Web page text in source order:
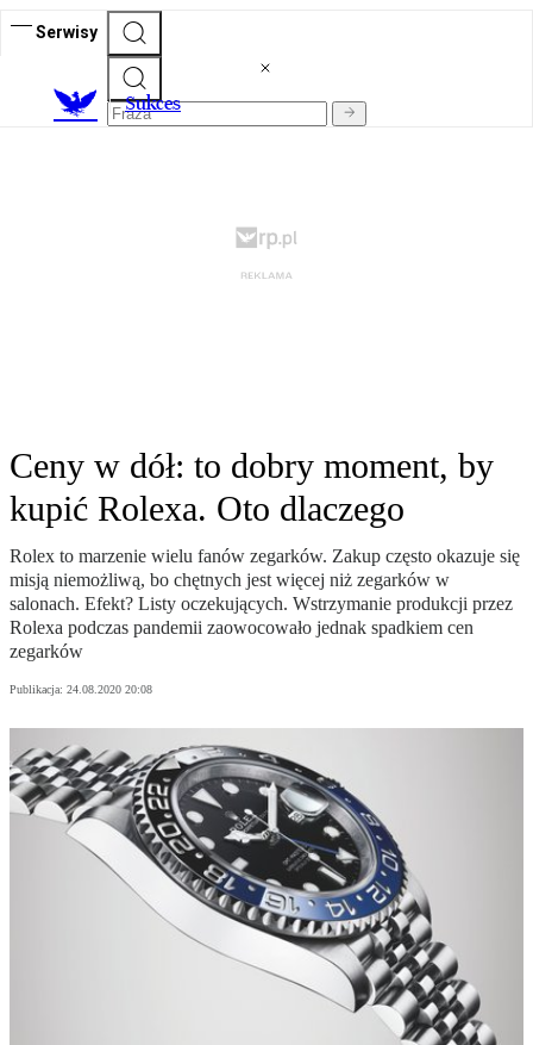
Serwisy
Sukces
Ceny w dół: to dobry moment, by
kupić Rolexa. Oto dlaczego
Rolex to marzenie wielu fanów zegarków. Zakup często okazuje się
misją niemożliwą, bo chętnych jest więcej niż zegarków w
salonach. Efekt? Listy oczekujących. Wstrzymanie produkcji przez
Rolexa podczas pandemii zaowocowało jednak spadkiem cen
zegarków
Publikacja: 24.08.2020 20:08